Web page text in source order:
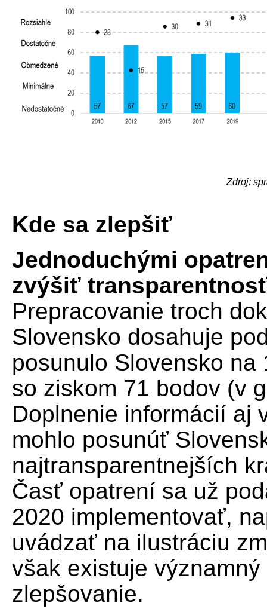
Zdroj:
Kde sa zlepšiť
Jednoduchými
zvýšiť
Prepracovanie troch
Slovensko dosahuje
posunulo Slovensko
so ziskom 71 bodov (v
Doplnenie informácií aj
mohlo posunúť
najtransparentnejších
Časť opatrení sa už
2020 implementovať,
uvádzať na ilustráciu
však existuje
zlepšovanie.